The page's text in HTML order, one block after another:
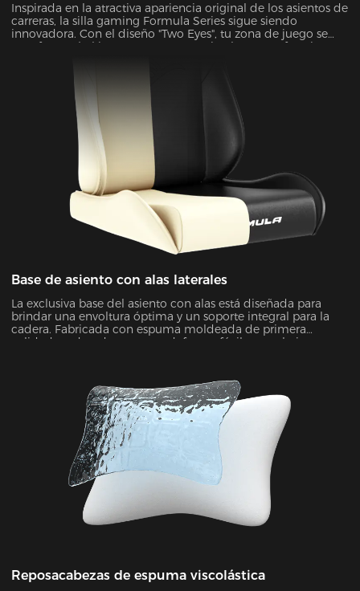
Inspirada en la atractiva apariencia original de los asientos de
carreras, la silla gaming Formula Series sigue siendo
innovadora. Con el diseño "Two Eyes", tu zona de juego se
transformará al instante en un espacio elegante y futurista. Es
Base de asiento con alas laterales
La exclusiva base del asiento con alas está diseñada para
brindar una envoltura óptima y un soporte integral para la
cadera. Fabricada con espuma moldeada de primera
calidad, es duradera y no se deforma fácilmente bajo
Reposacabezas de espuma viscolástica